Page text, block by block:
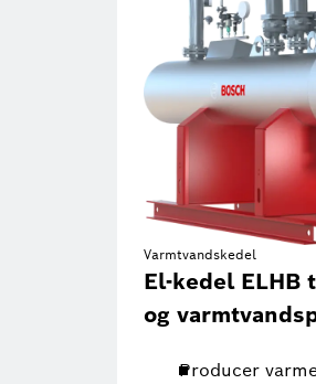
Varmtvandskedel
El-kedel ELHB
og
Producer